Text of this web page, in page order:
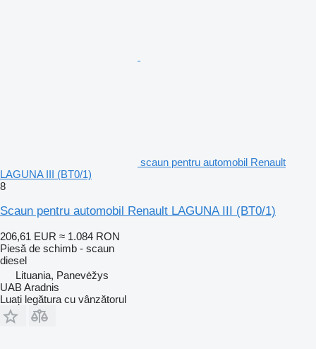
scaun pentru automobil Renault
LAGUNA III (BT0/1)
8
Scaun pentru automobil Renault LAGUNA III (BT0/1)
206,61 EUR ≈ 1.084 RON
Piesă de schimb - scaun
diesel
Lituania, Panevėžys
UAB Aradnis
Luați legătura cu vânzătorul